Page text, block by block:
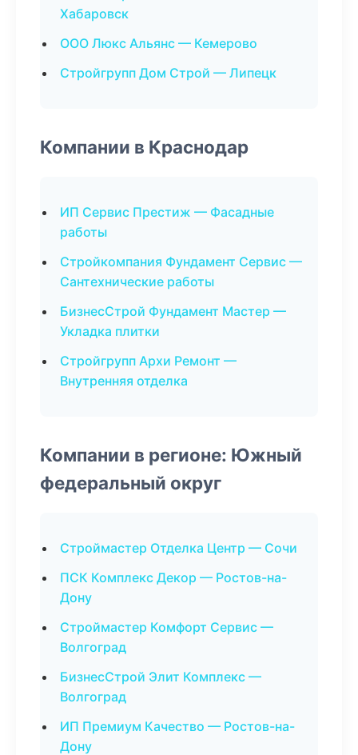
Хабаровск
ООО Люкс Альянс — Кемерово
Стройгрупп Дом Строй — Липецк
Компании в Краснодар
ИП Сервис Престиж — Фасадные
работы
Стройкомпания Фундамент Сервис —
Сантехнические работы
БизнесСтрой Фундамент Мастер —
Укладка плитки
Стройгрупп Архи Ремонт —
Внутренняя отделка
Компании в регионе: Южный
федеральный округ
Строймастер Отделка Центр — Сочи
ПСК Комплекс Декор — Ростов-на-
Дону
Строймастер Комфорт Сервис —
Волгоград
БизнесСтрой Элит Комплекс —
Волгоград
ИП Премиум Качество — Ростов-на-
Дону